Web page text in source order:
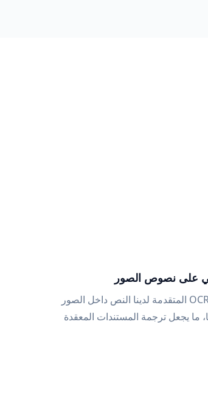
على نصوص الصور
تكتشف تقنية OCR المتقدمة لدينا النص داخل الصور
ما يجعل ترجمة المستندات المعقدة